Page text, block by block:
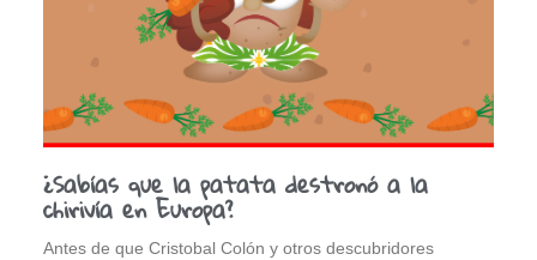
¿Sabías que la patata destronó a la
chirivía en Europa?
Antes de que Cristobal Colón y otros descubridores